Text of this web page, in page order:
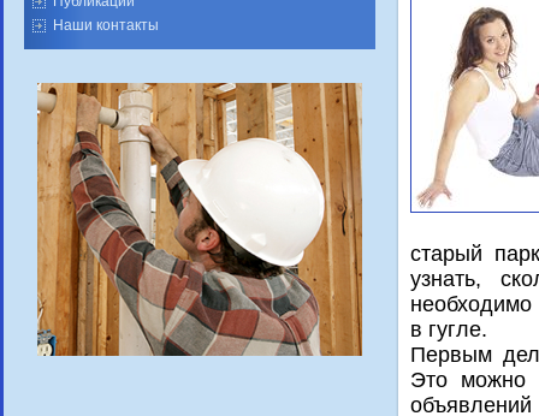
Наши контакты
старый
узнать,
в гугле.
Первым
Этο можно